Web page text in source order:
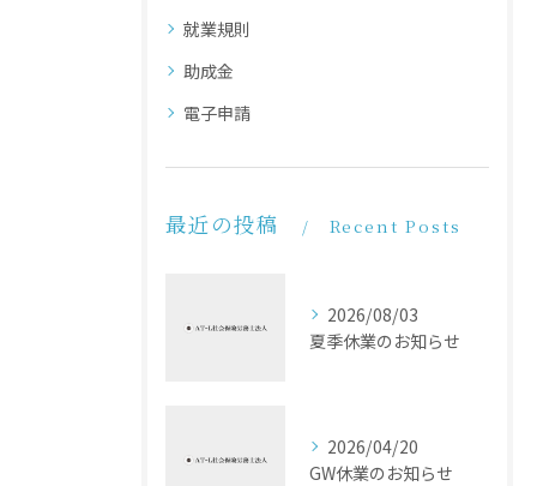
就業規則
助成金
電子申請
最近の投稿 Recent Posts
2026/08/03
夏季休業のお知らせ
2026/04/20
GW休業のお知らせ